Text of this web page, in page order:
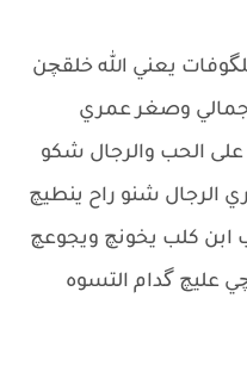
يعني الله خلقچن
وصغر عمري
الحب والرجال شكو
الرجال شنو راح ينطيچ
ابن كلب يخونچ ويجوعچ
عليچ گدام التسوه